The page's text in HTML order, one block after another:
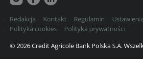
Redakcja Kontakt Regulamin
Polityka cookies
Polityka prywatności
© 2026 Credit Agricole Bank Polska S.A.